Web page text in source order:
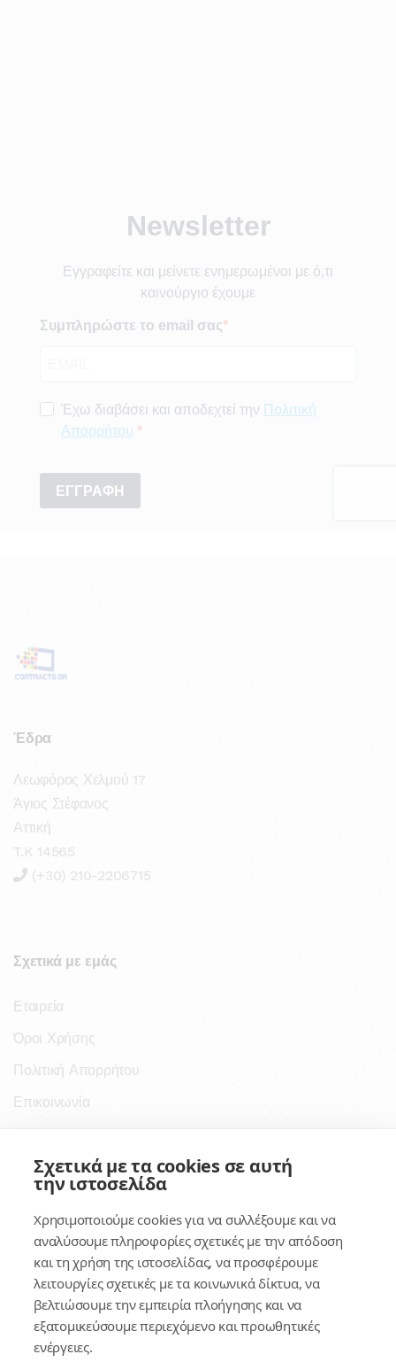
Έδρα
Λεωφόρος Χελμού 17
Άγιος Στέφανος
Αττική
T.K 14565
(+30) 210-2206715
Σχετικά με εμάς
Εταιρεία
Όροι Χρήσης
Πολιτική Απορρήτου
Επικοινωνία
Σύνδεσμοι
Κέντρο Γνώσης
Πλατφόρμα
Εγγραφή
Για δημοσίους υπαλλήλους
Σχετικά με τα cookies σε αυτή
την ιστοσελίδα
Χρησιμοποιούμε cookies για να συλλέξουμε και να
αναλύσουμε πληροφορίες σχετικές με την απόδοση
και τη χρήση της ιστοσελίδας, να προσφέρουμε
λειτουργίες σχετικές με τα κοινωνικά δίκτυα, να
βελτιώσουμε την εμπειρία πλοήγησης και να
εξατομικεύσουμε περιεχόμενο και προωθητικές
ενέργειες.